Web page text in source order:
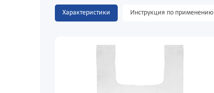
Характеристики Инструкция по применению